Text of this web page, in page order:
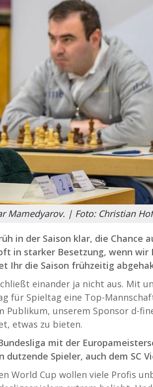
Mamedyarov. | Foto: Christian
in der Saison klar, die Chance
in starker Besetzung, wenn wir
Ihr die Saison frühzeitig
einander ja nicht aus. Mit
für Spieltag eine Top-
Publikum, unserem Sponsor d-
etwas zu bieten.
mit der
Spieler, auch dem SC
World Cup wollen viele Profis